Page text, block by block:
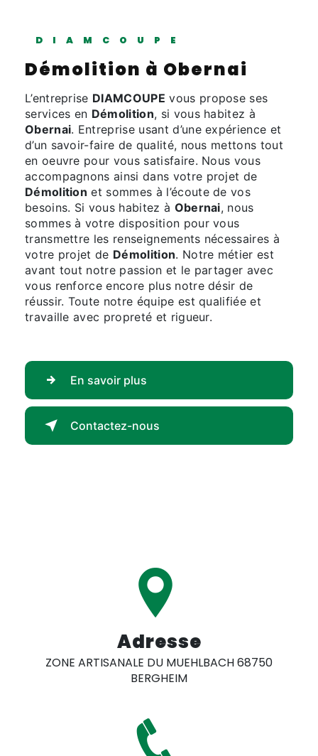
DIAMCOUPE
Démolition à Obernai
L’entreprise DIAMCOUPE vous propose ses
services en Démolition, si vous habitez à
Obernai. Entreprise usant d’une expérience et
d’un savoir-faire de qualité, nous mettons tout
en oeuvre pour vous satisfaire. Nous vous
accompagnons ainsi dans votre projet de
Démolition et sommes à l’écoute de vos
besoins. Si vous habitez à Obernai, nous
sommes à votre disposition pour vous
transmettre les renseignements nécessaires à
votre projet de Démolition. Notre métier est
avant tout notre passion et le partager avec
vous renforce encore plus notre désir de
réussir. Toute notre équipe est qualifiée et
travaille avec propreté et rigueur.
En savoir plus
Contactez-nous
Adresse
ZONE ARTISANALE DU MUEHLBACH 68750
BERGHEIM